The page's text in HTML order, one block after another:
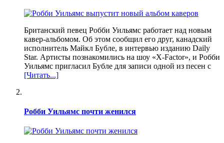
Британский певец Робби Уильямс работает над новым
кавер-альбомом. Об этом сообщил его друг, канадский
исполнитель Майкл Бубле, в интервью изданию Daily
Star. Артисты познакомились на шоу «X-Factor», и Робби
Уильямс пригласил Бубле для записи одной из песен с
[Читать...]
Робби Уильямс почти женился